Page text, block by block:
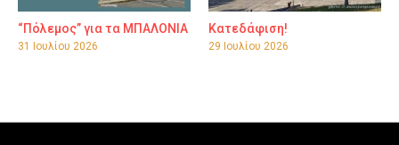
“Πόλεμος” για τα ΜΠΑΛΟΝΙΑ
31 Ιουλίου 2026
Κατεδάφιση!
29 Ιουλίου 2026